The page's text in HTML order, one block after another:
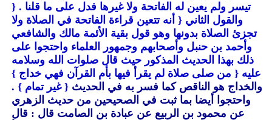
تيسر ولم يعين له الفاتحة ولا غيرها فدل على ما قلنا . {
والقول الثاني { أنه تتعين قراءة الفاتحة في الصلاة ولا
تجزئ الصلاة بدونها وهو قول بقية الأئمة مالك والشافعي
وأحمد بن حنبل وأصحابهم وجمهور العلماء واحتجوا على
ذلك بهذا الحديث المذكور حيث قال صلوات الله وسلامه
عليه { من صلى صلاة لم يقرأ فيها بأم القرآن فهي خداج }
والخداج هو الناقص كما فسر به في الحديث { غير تمام } .
واحتجوا أيضا بما ثبت في الصحيحين من حديث الزهري
عن محمود بن الربيع عن عبادة بن الصامت قال : قال